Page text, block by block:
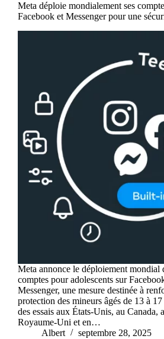
Meta déploie mondialement ses
Facebook et Messenger pour une
Meta annonce le déploiement mondial
comptes pour adolescents sur
Messenger, une mesure destinée à
protection des mineurs âgés de 13 à
des essais aux États-Unis, au Canada,
Royaume‑Uni et en…
Albert
septembre 28, 2025